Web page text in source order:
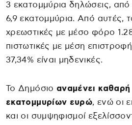
3 εκατομμύρια δηλώσεις, από
6,9 εκατομμύρια. Από αυτές,
χρεωστικές με μέσο φόρο
πιστωτικές με μέση
37,34% είναι μηδενικές.
Το Δημόσιο αναμένει καθαρή
εκατομμυρίων ευρώ, ενώ οι
και οι συμψηφισμοί